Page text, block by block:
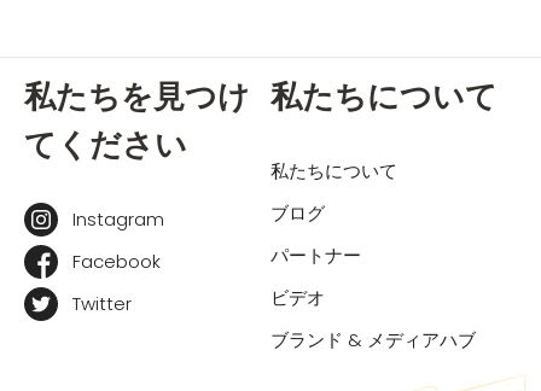
私たちを見つけ
てください
Instagram
Facebook
Twitter
私たちについて
私たちについて
ブログ
パートナー
ビデオ
ブランド & メディアハブ